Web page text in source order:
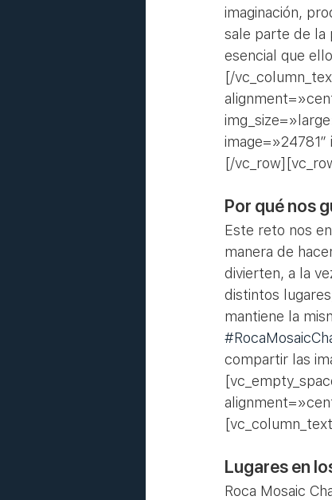
imaginación,
sale parte de la
esencial que
[/
[/
Por qué nos
Este reto nos
manera de
divierten, a la
distintos
mantiene la
compartir las
Lugares en
Roca Mosaic